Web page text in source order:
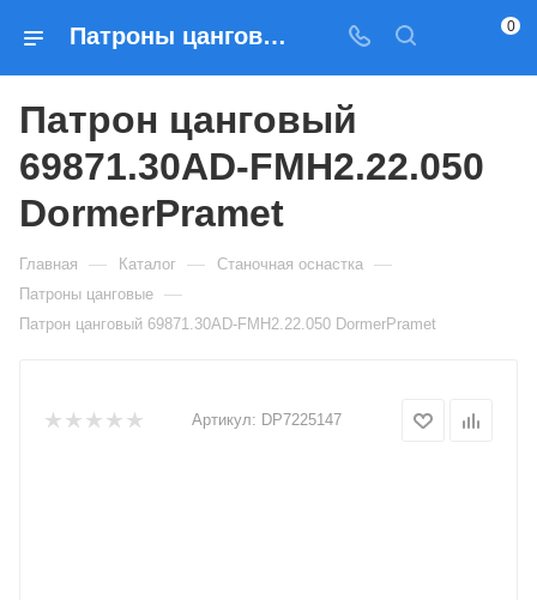
Патроны цанговые Патрон цанговый 69871.30AD-FMH2.22.050 DormerPramet — купить по выгодным ценам в Москве 0
Патрон цанговый
69871.30AD-FMH2.22.050
DormerPramet
Главная — Каталог — Станочная оснастка —
Патроны цанговые —
Патрон цанговый 69871.30AD-FMH2.22.050 DormerPramet
Артикул: DP7225147